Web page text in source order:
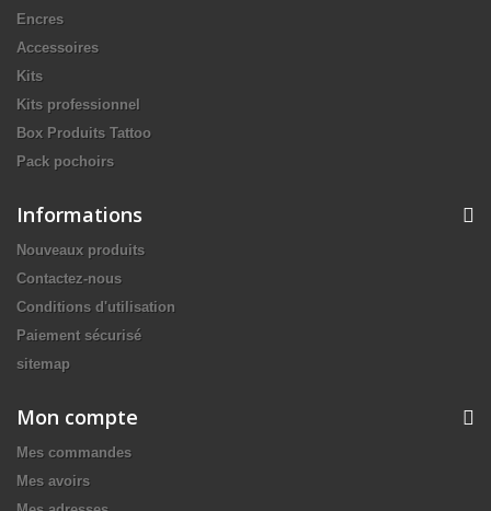
Encres
Accessoires
Kits
Kits professionnel
Box Produits Tattoo
Pack pochoirs
Informations
Nouveaux produits
Contactez-nous
Conditions d'utilisation
Paiement sécurisé
sitemap
Mon compte
Mes commandes
Mes avoirs